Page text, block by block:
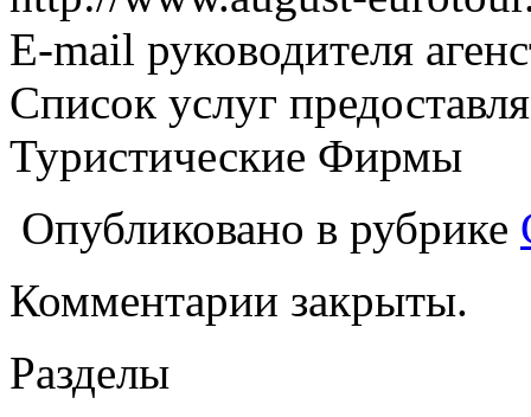
E-mail руководителя
Список услуг
Туристические Фирмы
Опубликовано в рубрике
Комментарии закрыты.
Разделы